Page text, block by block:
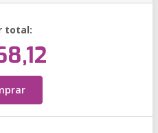
total: